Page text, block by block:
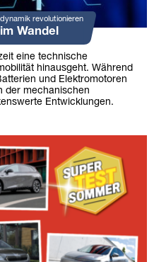
revolutionieren
Wandel
eine technische
hinausgeht. Während
und Elektromotoren
der mechanischen
Entwicklungen.